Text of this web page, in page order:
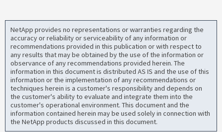
NetApp provides no representations or warranties regarding the
accuracy or reliability or serviceability of any information or
recommendations provided in this publication or with respect to
any results that may be obtained by the use of the information or
observance of any recommendations provided herein. The
information in this document is distributed AS IS and the use of this
information or the implementation of any recommendations or
techniques herein is a customer's responsibility and depends on
the customer's ability to evaluate and integrate them into the
customer's operational environment. This document and the
information contained herein may be used solely in connection with
the NetApp products discussed in this document.